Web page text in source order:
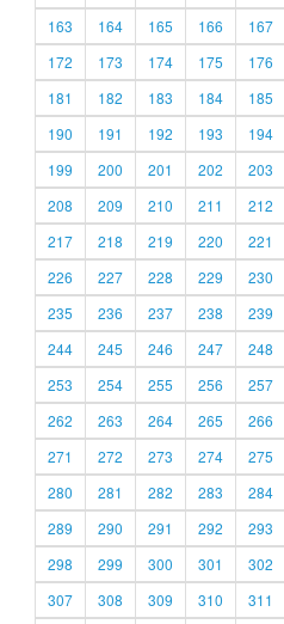
163
164 165 166 167
172
173 174 175 176
181
182 183 184 185
190
191 192 193 194
199
200 201 202 203
208
209 210 211 212
217
218 219 220 221
226
227 228 229 230
235
236 237 238 239
244
245 246 247 248
253
254 255 256 257
262
263 264 265 266
271
272 273 274 275
280
281 282 283 284
289
290 291 292 293
298
299 300 301 302
307
308 309 310 311